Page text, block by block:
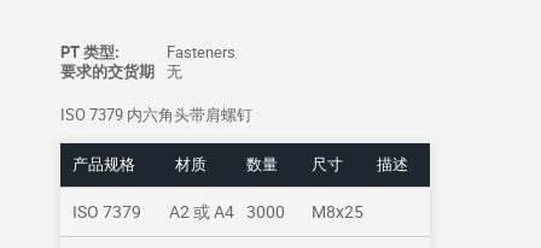
PT 类型:
Fasteners
要求的交货期 无
ISO 7379 内六角头带肩螺钉
产品规格 材质 数量 尺寸 描述
ISO 7379 A2 或 A4 3000 M8x25